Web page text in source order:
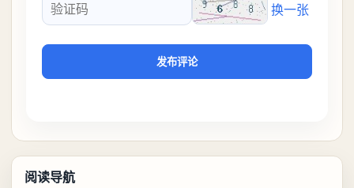
验证码
换一张
发布评论
阅读导航